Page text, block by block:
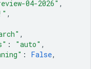
04-2026" ,
,
,
: "auto" ,
: False,